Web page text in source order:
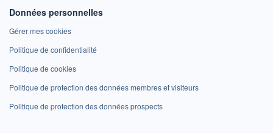
Données personnelles
Gérer mes cookies
Politique de confidentialité
Politique de cookies
Politique de protection des données membres et visiteurs
Politique de protection des données prospects